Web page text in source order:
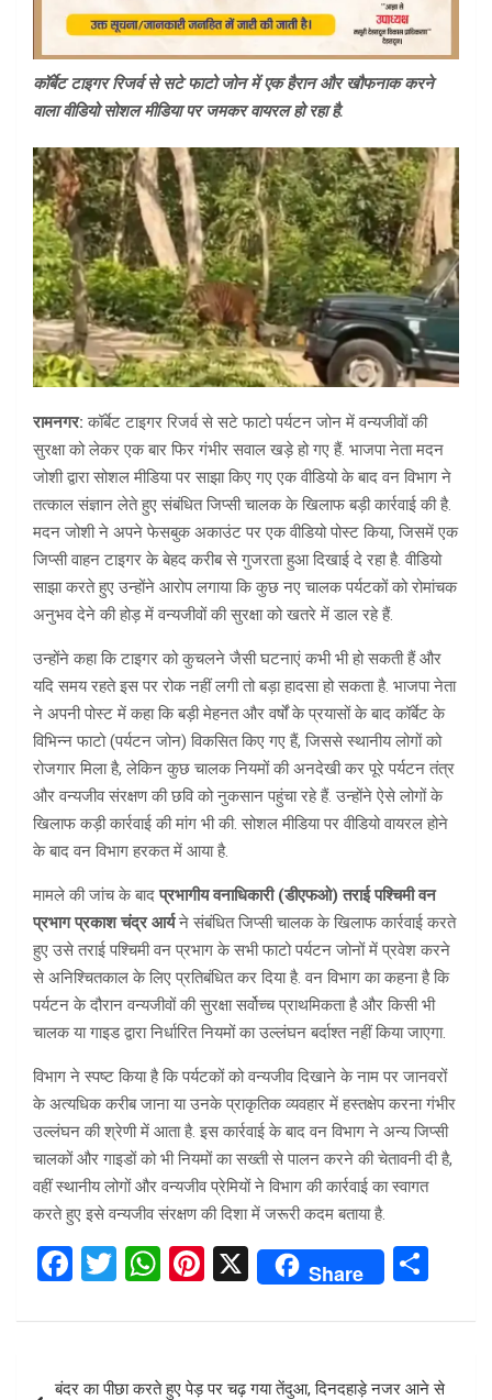
कॉर्बेट टाइगर रिजर्व से सटे फाटो जोन में एक हैरान और खौफनाक करने
वाला वीडियो सोशल मीडिया पर जमकर वायरल हो रहा है.
रामनगर: कॉर्बेट टाइगर रिजर्व से सटे फाटो पर्यटन जोन में वन्यजीवों की
सुरक्षा को लेकर एक बार फिर गंभीर सवाल खड़े हो गए हैं. भाजपा नेता मदन
जोशी द्वारा सोशल मीडिया पर साझा किए गए एक वीडियो के बाद वन विभाग ने
तत्काल संज्ञान लेते हुए संबंधित जिप्सी चालक के खिलाफ बड़ी कार्रवाई की है.
मदन जोशी ने अपने फेसबुक अकाउंट पर एक वीडियो पोस्ट किया, जिसमें एक
जिप्सी वाहन टाइगर के बेहद करीब से गुजरता हुआ दिखाई दे रहा है. वीडियो
साझा करते हुए उन्होंने आरोप लगाया कि कुछ नए चालक पर्यटकों को रोमांचक
अनुभव देने की होड़ में वन्यजीवों की सुरक्षा को खतरे में डाल रहे हैं.
उन्होंने कहा कि टाइगर को कुचलने जैसी घटनाएं कभी भी हो सकती हैं और
यदि समय रहते इस पर रोक नहीं लगी तो बड़ा हादसा हो सकता है. भाजपा नेता
ने अपनी पोस्ट में कहा कि बड़ी मेहनत और वर्षों के प्रयासों के बाद कॉर्बेट के
विभिन्न फाटो (पर्यटन जोन) विकसित किए गए हैं, जिससे स्थानीय लोगों को
रोजगार मिला है, लेकिन कुछ चालक नियमों की अनदेखी कर पूरे पर्यटन तंत्र
और वन्यजीव संरक्षण की छवि को नुकसान पहुंचा रहे हैं. उन्होंने ऐसे लोगों के
खिलाफ कड़ी कार्रवाई की मांग भी की. सोशल मीडिया पर वीडियो वायरल होने
के बाद वन विभाग हरकत में आया है.
मामले की जांच के बादप्रभागीय वनाधिकारी (डीएफओ) तराई पश्चिमी वन
प्रभाग प्रकाश चंद्र आर्यने संबंधित जिप्सी चालक के खिलाफ कार्रवाई करते
हुए उसे तराई पश्चिमी वन प्रभाग के सभी फाटो पर्यटन जोनों में प्रवेश करने
से अनिश्चितकाल के लिए प्रतिबंधित कर दिया है. वन विभाग का कहना है कि
पर्यटन के दौरान वन्यजीवों की सुरक्षा सर्वोच्च प्राथमिकता है और किसी भी
चालक या गाइड द्वारा निर्धारित नियमों का उल्लंघन बर्दाश्त नहीं किया जाएगा.
विभाग ने स्पष्ट किया है कि पर्यटकों को वन्यजीव दिखाने के नाम पर जानवरों
के अत्यधिक करीब जाना या उनके प्राकृतिक व्यवहार में हस्तक्षेप करना गंभीर
उल्लंघन की श्रेणी में आता है. इस कार्रवाई के बाद वन विभाग ने अन्य जिप्सी
चालकों और गाइडों को भी नियमों का सख्ती से पालन करने की चेतावनी दी है,
वहीं स्थानीय लोगों और वन्यजीव प्रेमियों ने विभाग की कार्रवाई का स्वागत
करते हुए इसे वन्यजीव संरक्षण की दिशा में जरूरी कदम बताया है.
F
ce
T
tt
W
at
Pi
er
X Share
ar
e
बंदर का पीछा करते हुए पेड़ पर चढ़ गया तेंदुआ, दिनदहाड़े नजर आने से